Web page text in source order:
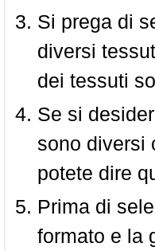
Si prega di
diversi
dei tessuti
Se si
sono diversi
potete dire
Prima di
formato e la